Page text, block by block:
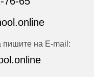
пишите на E-mail: